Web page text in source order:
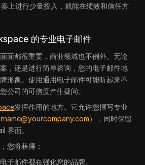
上进行少量投入，就能在绩效和信任方
的专业电子邮件
面都很重要，商业领域也不例外。无论
，还是进行简单咨询，您的电子邮件地
形象。使用通用电子邮件可能听起来不
公司的可信度产生疑问。
发挥作用的地方。它允许您撰写专业
），同时保留
界面。
您将获得：
子邮件都在强化您的品牌。